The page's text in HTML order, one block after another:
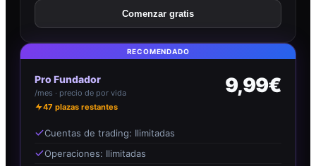
Comenzar gratis
RECOMENDADO
Pro Fundador
/mes · precio de por vida
47 plazas restantes
9,99€
Cuentas de trading: Ilimitadas
Operaciones: Ilimitadas